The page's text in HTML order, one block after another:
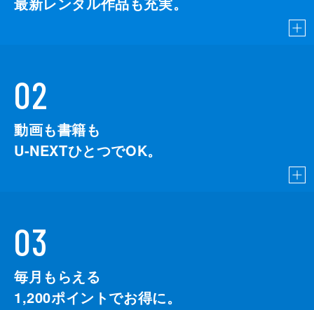
02
動画も書籍も
U-NEXTひとつでOK。
03
毎月もらえる
1,200ポイントでお得に。